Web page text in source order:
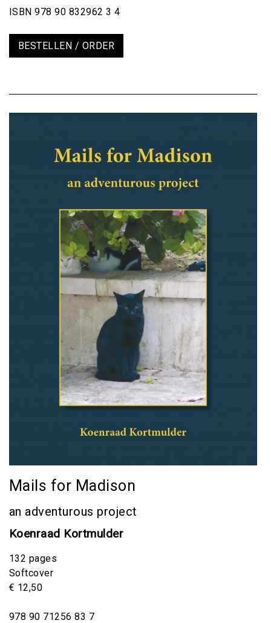
ISBN 978 90 832962 3 4
BESTELLEN / ORDER
Mails for Madison
an adventurous project
Koenraad Kortmulder
132 pages
Softcover
€ 12,50
978 90 71256 83 7